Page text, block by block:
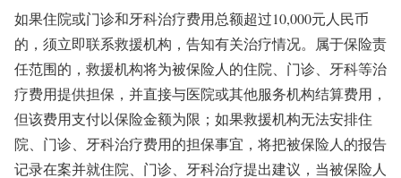
如果住院或门诊和牙科治疗费用总额超过10,000元人民币
的，须立即联系救援机构，告知有关治疗情况。属于保险责
任范围的，救援机构将为被保险人的住院、门诊、牙科等治
疗费用提供担保，并直接与医院或其他服务机构结算费用，
但该费用支付以保险金额为限；如果救援机构无法安排住
院、门诊、牙科治疗费用的担保事宜，将把被保险人的报告
记录在案并就住院、门诊、牙科治疗提出建议，当被保险人